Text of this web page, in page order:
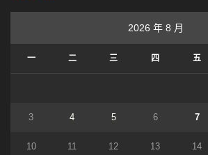
2026 年 8 月
一 二 三 四 五
3 4 5 6 7
10 11 12 13 14